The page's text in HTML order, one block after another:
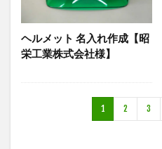
ヘルメット 名入れ作成【昭
栄工業株式会社様】
1 2 3